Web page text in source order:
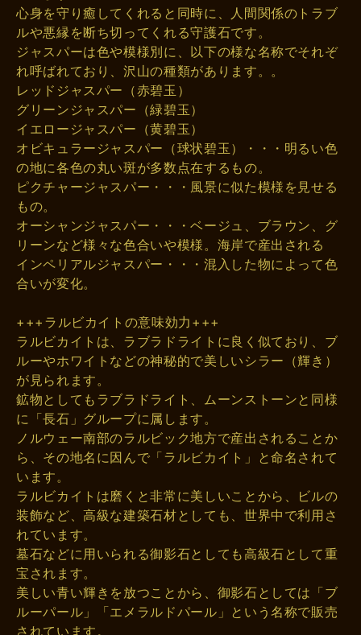
心身を守り癒してくれると同時に、人間関係のトラブ
ルや悪縁を断ち切ってくれる守護石です。
ジャスパーは色や模様別に、以下の様な名称でそれぞ
れ呼ばれており、沢山の種類があります。。
レッドジャスパー（赤碧玉）
グリーンジャスパー（緑碧玉）
イエロージャスパー（黄碧玉）
オビキュラージャスパー（球状碧玉）・・・明るい色
の地に各色の丸い斑が多数点在するもの。
ピクチャージャスパー・・・風景に似た模様を見せる
もの。
オーシャンジャスパー・・・ベージュ、ブラウン、グ
リーンなど様々な色合いや模様。海岸で産出される
インペリアルジャスパー・・・混入した物によって色
合いが変化。
+++ラルビカイトの意味効力+++
ラルビカイトは、ラブラドライトに良く似ており、ブ
ルーやホワイトなどの神秘的で美しいシラー（輝き）
が見られます。
鉱物としてもラブラドライト、ムーンストーンと同様
に「長石」グループに属します。
ノルウェー南部のラルビック地方で産出されることか
ら、その地名に因んで「ラルビカイト」と命名されて
います。
ラルビカイトは磨くと非常に美しいことから、ビルの
装飾など、高級な建築石材としても、世界中で利用さ
れています。
墓石などに用いられる御影石としても高級石として重
宝されます。
美しい青い輝きを放つことから、御影石としては「ブ
ルーパール」「エメラルドパール」という名称で販売
されています。